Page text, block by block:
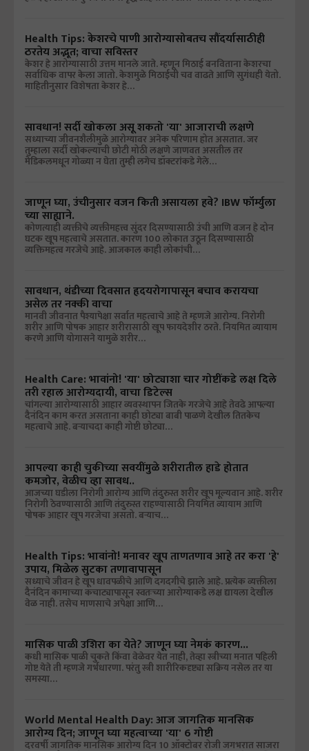
Health Tips: केशरचे पाणी आरोग्यासोबतच सौंदर्यासाठीही
ठरतेय अद्भूत; वाचा सविस्तर
केशर हे आरोग्यासाठी उत्तम मानले जाते. म्हणून मिठाई बनविताना केशरचा
सर्वाधिक वापर केला जातो. केशमुळे मिठाईची चव वाढते आणि सुगंधही येतो.
माहितीनुसार विशेषता केशर हे…
सावधान! सर्दी खोकला असू शकतो 'या' आजाराची लक्षणे
सध्याच्या जीवनशैलीमुळे आरोग्यावर अनेक परिणाम होत असतात. जर
तुम्हाला सर्दी खोकल्याची छोटी मोठी लक्षणे जाणवत असतील तर
मेडिकलमधून गोळ्या न घेता तुम्ही लगेच डॉक्टरांकडे गेले…
जाणून घ्या, उंचीनुसार वजन किती असायला हवे? IBW फॉर्म्युला
च्या साह्याने.
कोणत्याही व्यक्तीचे व्यक्तीमहत्त्व सुंदर दिसण्यासाठी उंची आणि वजन हे दोन
घटक खूप महत्वाचे असतात. कारण 100 लोकात उठून दिसण्यासाठी
व्यक्तिमहत्व गरजेचे आहे. आजकाल काही लोकांची…
सावधान, थंडीच्या दिवसात हृदयरोगापासून बचाव करायचा
असेल तर नक्की वाचा
मानवी जीवनात पैश्यापेक्षा सर्वात महत्वाचे आहे ते म्हणजे आरोग्य. निरोगी
शरीर आणि पोषक आहार शरीरासाठी खूप फायदेशीर ठरते. नियमित व्यायाम
करणे आणि योगासने यामुळे शरीर…
Health Care: भावांनो! 'या' छोट्याशा चार गोष्टींकडे लक्ष दिले
तरी रहाल आरोग्यदायी, वाचा डिटेल्स
चांगल्या आरोग्यासाठी आहार व्यवस्थापन जितके गरजेचे आहे तेवढे आपल्या
दैनंदिन काम करत असताना काही छोट्या बाबी पाळणे देखील तितकेच
महत्वाचे आहे. बऱ्याचदा काही गोष्टी छोट्या…
आपल्या काही चुकीच्या सवयींमुळे शरीरातील हाडे होतात
कमजोर, वेळीच व्हा सावध..
आजच्या घडीला निरोगी आरोग्य आणि तंदुरुस्त शरीर खूप मूल्यवान आहे. शरीर
निरोगी ठेवण्यासाठी आणि तंदुरुस्त राहण्यासाठी नियमित व्यायाम आणि
पोषक आहार खूप गरजेचा असतो. बऱ्याच…
Health Tips: भावांनो! मनावर खूप ताणतणाव आहे तर करा 'हे'
उपाय, मिळेल सुटका तणावापासून
सध्याचे जीवन हे खूप धावपळीचे आणि दगदगीचे झाले आहे. प्रत्येक व्यक्तीला
दैनंदिन कामाच्या कचाट्यापासून स्वतःच्या आरोग्याकडे लक्ष द्यायला देखील
वेळ नाही. तसेच माणसाचे अपेक्षा आणि…
मासिक पाळी उशिरा का येते? जाणून घ्या नेमकं कारण...
कधी मासिक पाळी चुकते किंवा वेळेवर येत नाही, तेव्हा स्त्रीच्या मनात पहिली
गोष्ट येते ती म्हणजे गर्भधारणा. परंतु स्त्री शारीरिकदृष्ट्या सक्रिय नसेल तर या
समस्या…
World Mental Health Day: आज जागतिक मानसिक
आरोग्य दिन; जाणून घ्या महत्वाच्या 'या' 6 गोष्टी
दरवर्षी जागतिक मानसिक आरोग्य दिन 10 ऑक्टोबर रोजी जगभरात साजरा